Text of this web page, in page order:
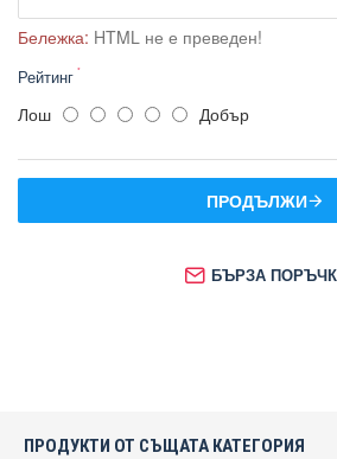
Бележка: HTML не е преведен!
Рейтинг
Лош Добър
ПРОДЪЛЖИ
БЪРЗА
ПРОДУКТИ ОТ СЪЩАТА КАТЕГОРИЯ